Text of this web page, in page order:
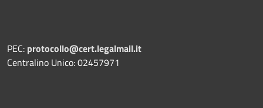
PEC: protocollo@cert.legalmail.it
Centralino Unico: 02457971